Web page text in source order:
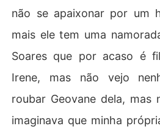
não se apaixonar por um
mais ele tem uma
Soares que por acaso é
Irene, mas não vejo
roubar Geovane dela, mas
imaginava que minha